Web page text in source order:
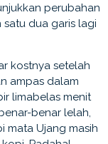
perubahan
satu dua garis lagi
kostnya setelah
ampas dalam
limabelas menit
benar lelah,
mata Ujang masih